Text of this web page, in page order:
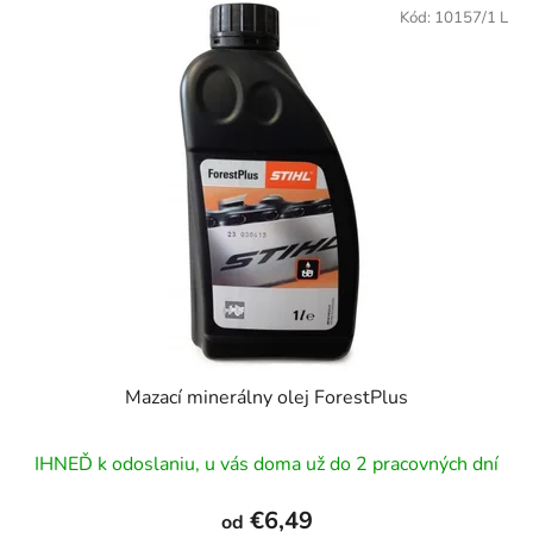
Mazací minerálny olej ForestPlus
IHNEĎ k odoslaniu, u vás doma už do 2 pracovných dní
od €6,49
Kód: 10157/1 L